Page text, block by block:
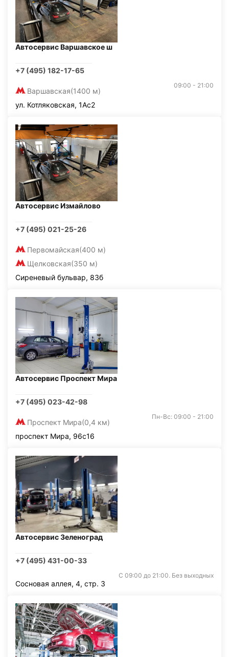
Автосервис Варшавское ш
+7 (495) 182-17-65
Варшавская(1400 м)
09:00 - 21:00
ул. Котляковская, 1Ас2
Автосервис Измайлово
+7 (495) 021-25-26
Первомайская(400 м)
Щелковская(350 м)
Сиреневый бульвар, 83б
Автосервис Проспект Мира
+7 (495) 023-42-98
Проспект Мира(0,4 км)
Пн-Вс: 09:00 - 21:00
проспект Мира, 96с16
Автосервис Зеленоград
+7 (495) 431-00-33
С 09:00 до 21:00. Без выходных
Сосновая аллея, 4, стр. 3